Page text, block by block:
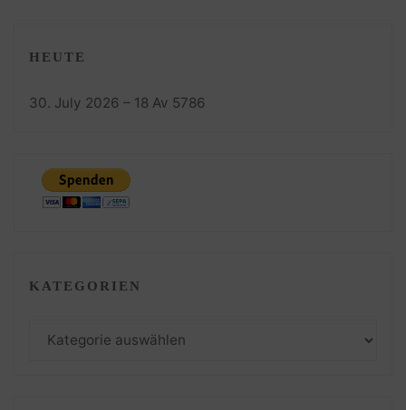
HEUTE
30. July 2026 – 18 Av 5786
KATEGORIEN